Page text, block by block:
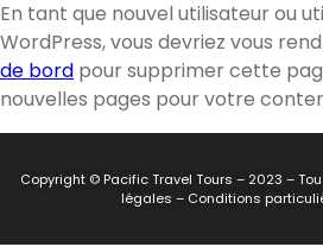
En tant que nouvel utilisateur ou
WordPress, vous devriez vous
de bord pour supprimer cette
nouvelles pages pour votre
Copyright © Pacific Travel Tours – 2023 –
légales – Conditions